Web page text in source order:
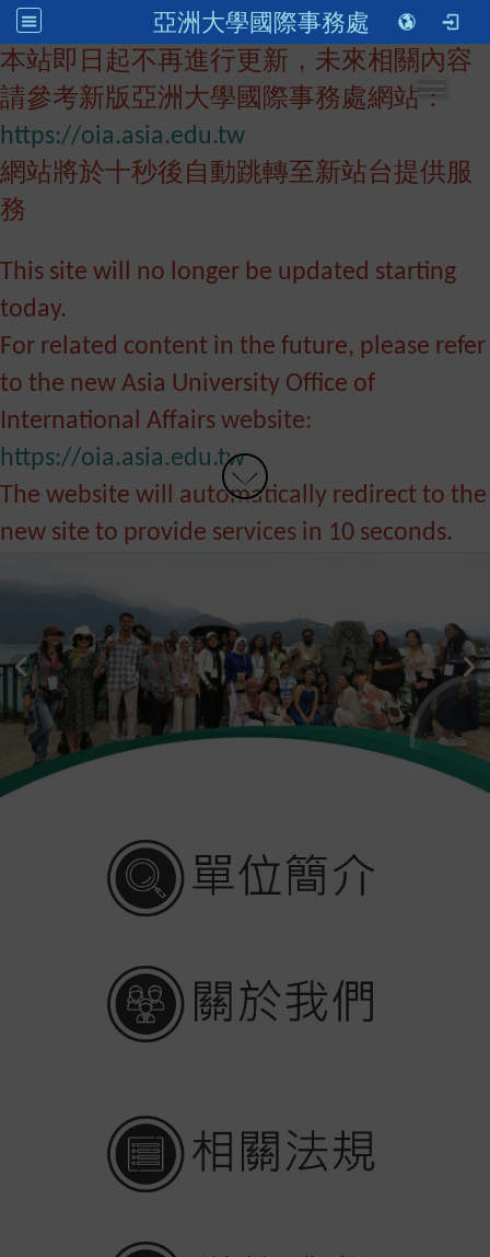
亞洲大學國際事務處
本站即日起不再進行更新，未來相關內容
請參考新版亞洲大學國際事務處網站：
https://oia.asia.edu.tw
網站將於十秒後自動跳轉至新站台提供服
務
This site will no longer be updated starting
today.
For related content in the future, please refer
to the new Asia University Office of
International Affairs website:
https://oia.asia.edu.tw
The website will automatically redirect to the
new site to provide services in 10 seconds.